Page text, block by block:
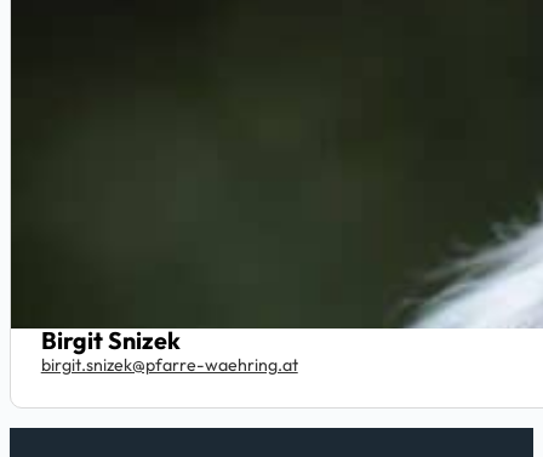
Birgit Snizek
birgit.snizek@pfarre-waehring.at